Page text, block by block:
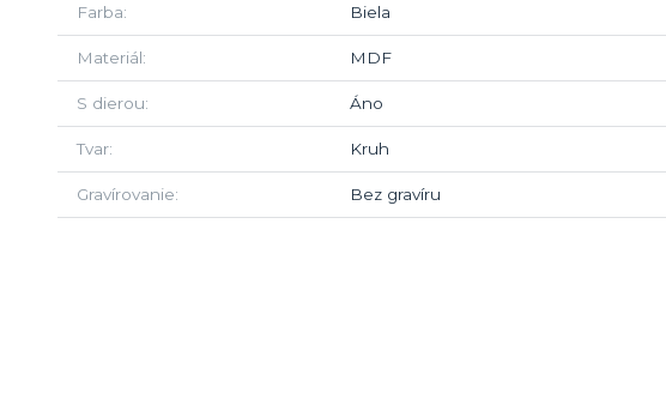
Farba Biela
Materiál MDF
S dierou Áno
Tvar Kruh
Gravírovanie Bez gravíru